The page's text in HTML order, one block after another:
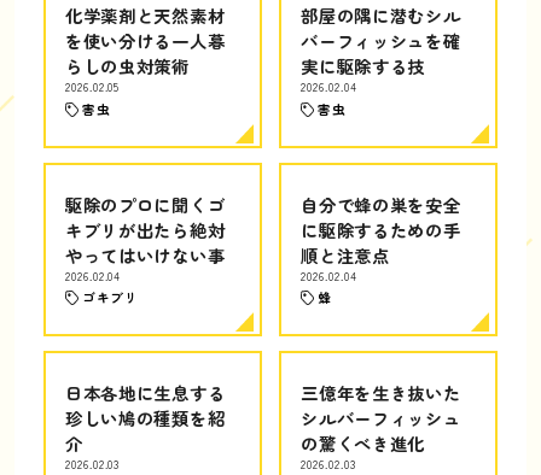
化学薬剤と天然素材
を使い分ける一人暮
らしの虫対策術
2026.02.05
害虫
部屋の隅に潜むシル
バーフィッシュを確
実に駆除する技
2026.02.04
害虫
駆除のプロに聞くゴ
キブリが出たら絶対
やってはいけない事
2026.02.04
ゴキブリ
自分で蜂の巣を安全
に駆除するための手
順と注意点
2026.02.04
蜂
日本各地に生息する
珍しい鳩の種類を紹
介
2026.02.03
三億年を生き抜いた
シルバーフィッシュ
の驚くべき進化
2026.02.03